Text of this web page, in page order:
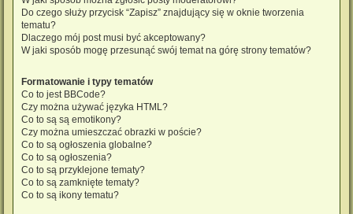
Do czego służy przycisk “Zapisz” znajdujący się w oknie tworzenia
tematu?
Dlaczego mój post musi być akceptowany?
W jaki sposób mogę przesunąć swój temat na górę strony tematów?
Formatowanie i typy tematów
Co to jest BBCode?
Czy można używać języka HTML?
Co to są są emotikony?
Czy można umieszczać obrazki w poście?
Co to są ogłoszenia globalne?
Co to są ogłoszenia?
Co to są przyklejone tematy?
Co to są zamknięte tematy?
Co to są ikony tematu?